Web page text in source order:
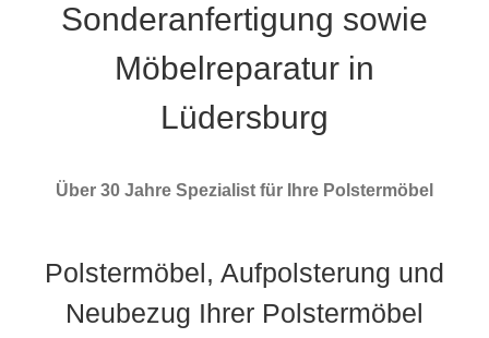
Sonderanfertigung sowie
Möbelreparatur in
Lüdersburg
Über 30 Jahre Spezialist für Ihre Polstermöbel
Polstermöbel, Aufpolsterung und
Neubezug Ihrer Polstermöbel